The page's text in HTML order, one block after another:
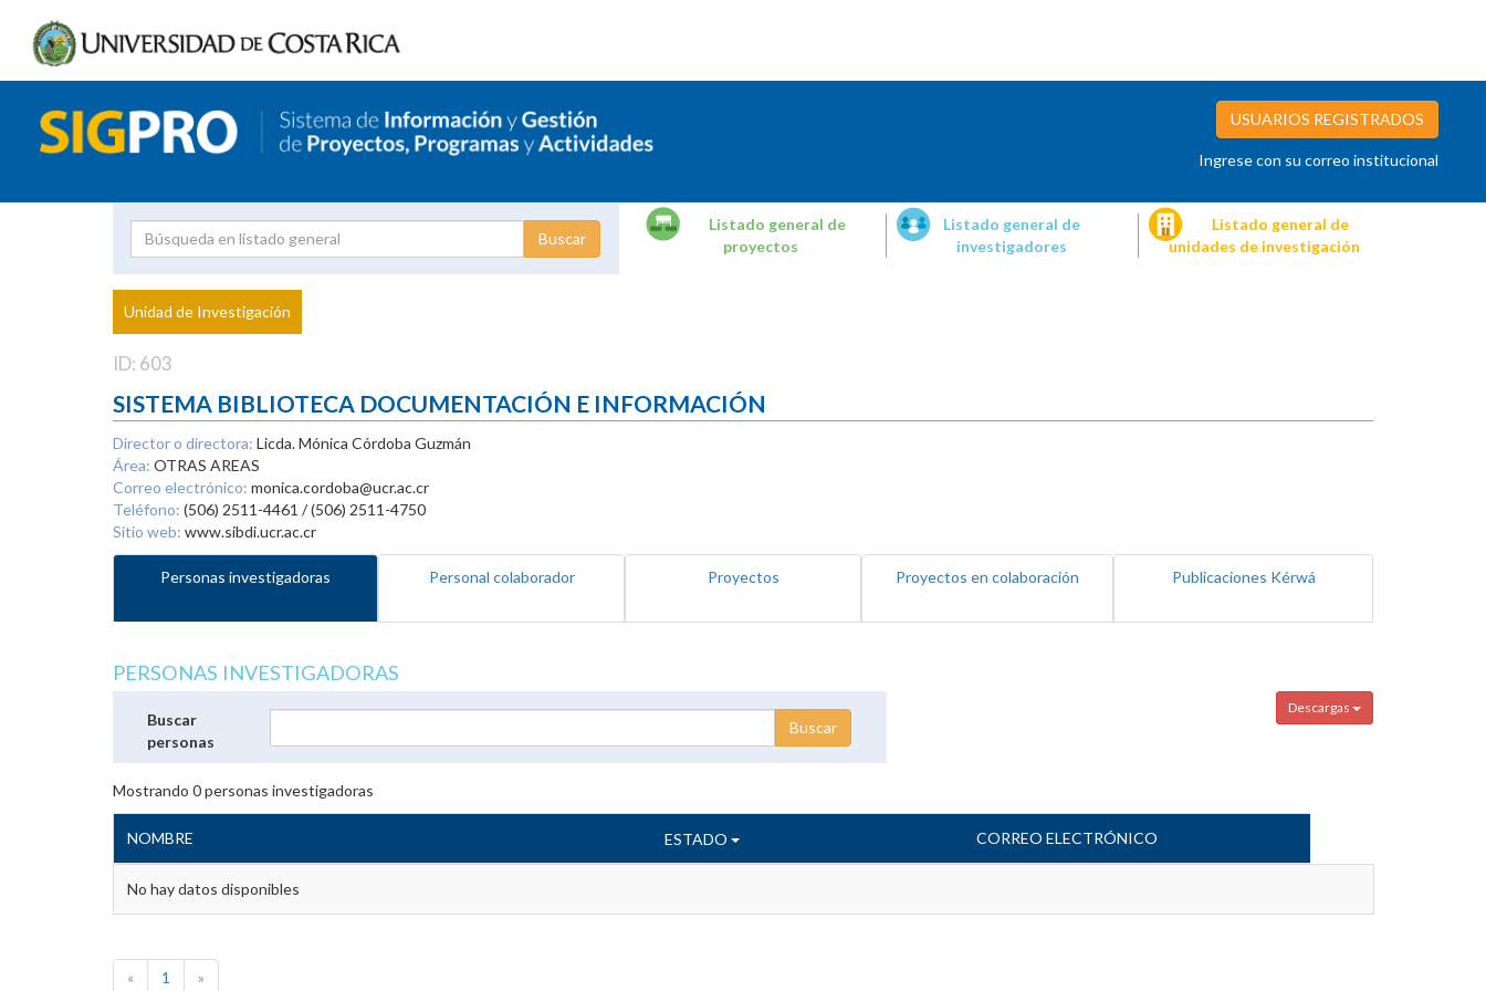
USUARIOS REGISTRADOS
Ingrese con su correo institucional
Proyecto
Investigador
Listado general de
proyectos
Listado general de
investigadores
Listado general de
unidades de investigación
Unidad de Investigación
ID: 603
SISTEMA BIBLIOTECA DOCUMENTACIÓN E INFORMACIÓN
Director o directora: Licda. Mónica Córdoba Guzmán
Área: OTRAS AREAS
Correo electrónico: monica.cordoba@ucr.ac.cr
Teléfono: (506) 2511-4461 / (506) 2511-4750
Sitio web: www.sibdi.ucr.ac.cr
Personas investigadoras Personal colaborador Proyectos Proyectos en colaboración Publicaciones Kérwá
PERSONAS INVESTIGADORAS
Descargas
Buscar
personas
Mostrando 0personas investigadoras
NOMBRE ESTADO CORREO ELECTRÓNICO
No hay datos disponibles
« 1 »